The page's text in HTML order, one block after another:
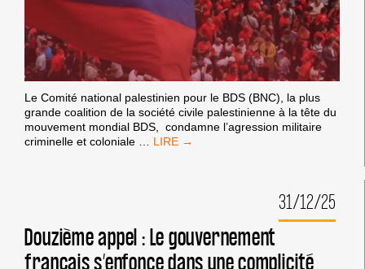
Le Comité national palestinien pour le BDS (BNC), la plus
grande coalition de la société civile palestinienne à la tête du
mouvement mondial BDS, condamne l’agression militaire
criminelle et coloniale
DE
31/12/25
Douzième appel : Le gouvernement
français s’enfonce dans une complicité